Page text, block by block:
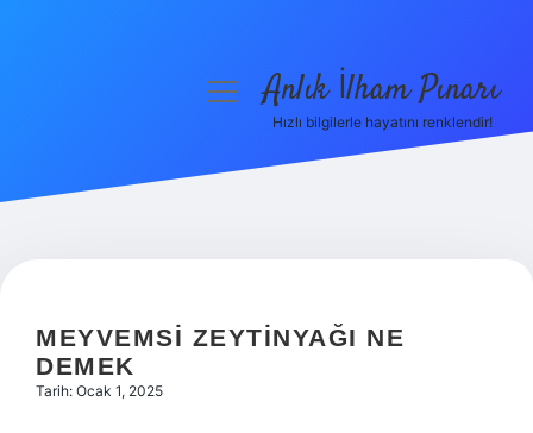
Hakkımızda
menüyüAnlık İlham Pınarı
Hızlı bilgilerle hayatını renklendir!
MEYVEMSI ZEYTINYAĞI NE
DEMEK
Tarih: Ocak 1, 2025